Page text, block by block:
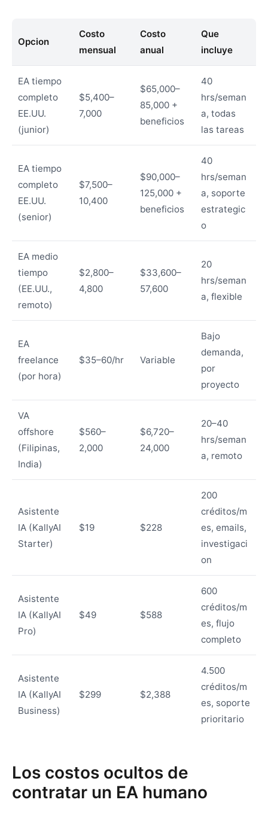
Opcion
Costo
mensual
Costo
anual
Que
incluye
EA tiempo
completo
EE.UU.
(junior)
$5,400–
7,000
$65,000–
85,000 +
beneficios
40
hrs/seman
a, todas
las tareas
EA tiempo
completo
EE.UU.
(senior)
$7,500–
10,400
$90,000–
125,000 +
beneficios
40
hrs/seman
a, soporte
estrategic
o
EA medio
tiempo
(EE.UU.,
remoto)
$2,800–
4,800
$33,600–
57,600
20
hrs/seman
a, flexible
EA
freelance
(por hora)
$35–60/hr Variable
Bajo
demanda,
por
proyecto
VA
offshore
(Filipinas,
India)
$560–
2,000
$6,720–
24,000
20–40
hrs/seman
a, remoto
Asistente
IA (KallyAI
Starter)
$19 $228
200
créditos/m
es, emails,
investigaci
on
Asistente
IA (KallyAI
Pro)
$49 $588
600
créditos/m
es, flujo
completo
Asistente
IA (KallyAI
Business)
$299 $2,388
4.500
créditos/m
es, soporte
prioritario
Los costos ocultos de
contratar un EA humano